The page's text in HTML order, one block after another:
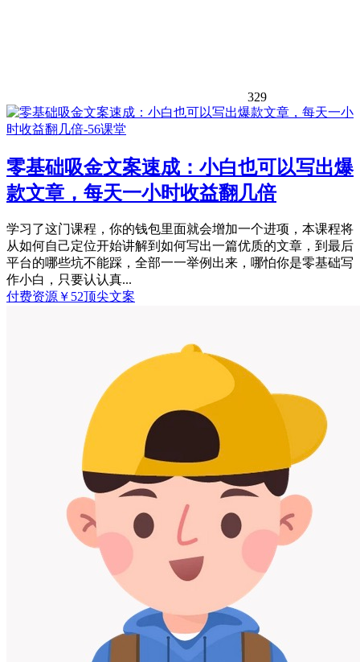
329
零基础吸金文案速成：小白也可以写出爆
款文章，每天一小时收益翻几倍
学习了这门课程，你的钱包里面就会增加一个进项，本课程将
从如何自己定位开始讲解到如何写出一篇优质的文章，到最后
平台的哪些坑不能踩，全部一一举例出来，哪怕你是零基础写
作小白，只要认认真...
付费资源 ￥ 52顶尖文案